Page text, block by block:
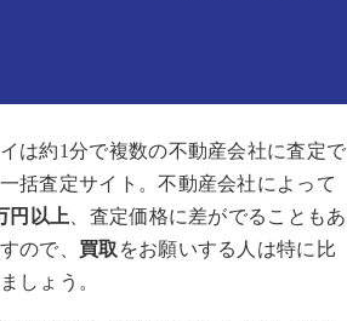
は約1分で複数の不動産会社に査定で
括査定サイト。不動産会社によって
円以上 、査定価格に差がでることもあ
ので、 買取 をお願いする人は特に比
しょう。